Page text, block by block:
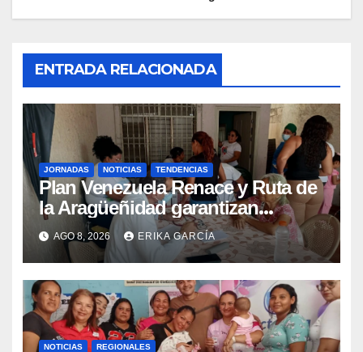
ENTRADA RELACIONADA
JORNADAS NOTICIAS TENDENCIAS
Plan Venezuela Renace y Ruta de
la Aragüeñidad garantizan
atención médica integral en
Aragua
AGO 8, 2026 ERIKA GARCÍA
NOTICIAS REGIONALES